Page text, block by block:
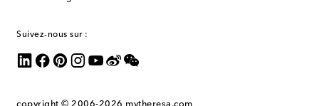
Suivez-nous sur :